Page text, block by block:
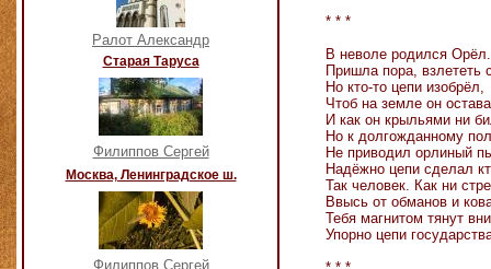
Ралот Александр
Старая Таруса
Филиппов Сергей
Москва, Ленинградское ш.
Филиппов Сергей
* * *
В неволе родился Орёл.
Пришла пора, взлететь
Но кто-то цепи изобрёл,
Чтоб на земле он
И как он крыльями ни
Но к долгожданному
Не приводил орлиный
Надёжно цепи сделал
Так человек. Как ни
Ввысь от обманов и
Тебя магнитом тянут
Упорно цепи